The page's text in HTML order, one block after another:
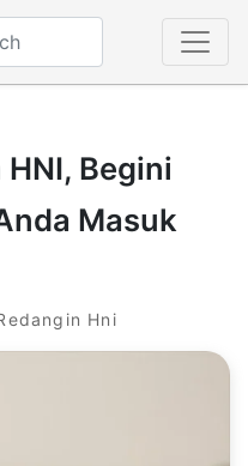
Begini
Masuk
Hni